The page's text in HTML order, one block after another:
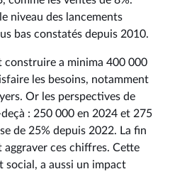
niveau des lancements
bas constatés depuis 2010.
construire a minima 400 000
les besoins, notamment
Or les perspectives de
: 250 000 en 2024 et 275
de 25% depuis 2022. La fin
ces chiffres. Cette
a aussi un impact